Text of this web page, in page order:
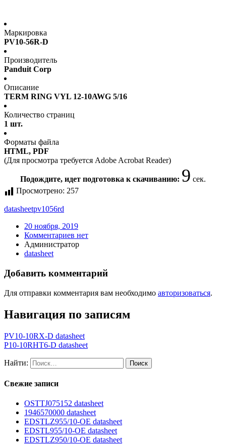
Маркировка
PV10-56R-D
Производитель
Panduit Corp
Описание
TERM RING VYL 12-10AWG 5/16
Количество страниц
1 шт.
Форматы файла
HTML, PDF
(Для просмотра требуется Adobe Acrobat Reader)
Подождите, идет подготовка к скачиванию: 9 сек.
Просмотрено: 257
datasheetpv1056rd
20 ноября, 2019
Комментариев нет
Администратор
datasheet
Добавить комментарий
Для отправки комментария вам необходимо авторизоваться.
Навигация по записям
PV10-10RX-D datasheet
P10-10RHT6-D datasheet
Найти:
Свежие записи
OSTTJ075152 datasheet
1946570000 datasheet
EDSTLZ955/10-OE datasheet
EDSTL955/10-OE datasheet
EDSTLZ950/10-OE datasheet